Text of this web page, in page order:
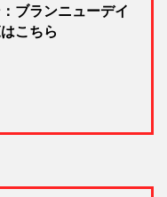
ブランニューデイ
こちら